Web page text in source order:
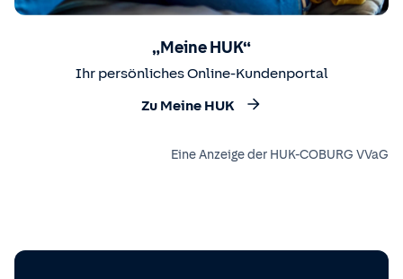
„Meine HUK“
Ihr persönliches Online-Kundenportal
Zu Meine HUK
Eine Anzeige der HUK-COBURG VVaG